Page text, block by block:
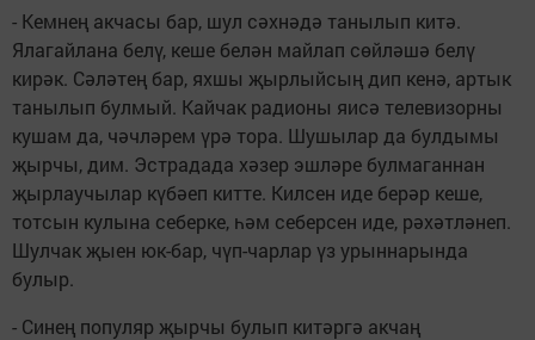
- Кемнең акчасы бар, шул сәхнәдә танылып китә.
Ялагайлана белү, кеше белән майлап сөйләшә белү
кирәк. Сәләтең бар, яхшы җырлыйсың дип кенә, артык
танылып булмый. Кайчак радионы яисә телевизорны
кушам да, чәчләрем үрә тора. Шушылар да булдымы
җырчы, дим. Эстрадада хәзер эшләре булмаганнан
җырлаучылар күбәеп китте. Килсен иде берәр кеше,
тотсын кулына себерке, һәм себерсен иде, рәхәтләнеп.
Шулчак җыен юк-бар, чүп-чарлар үз урыннарында
булыр.
- Синең популяр җырчы булып китәргә акчаң